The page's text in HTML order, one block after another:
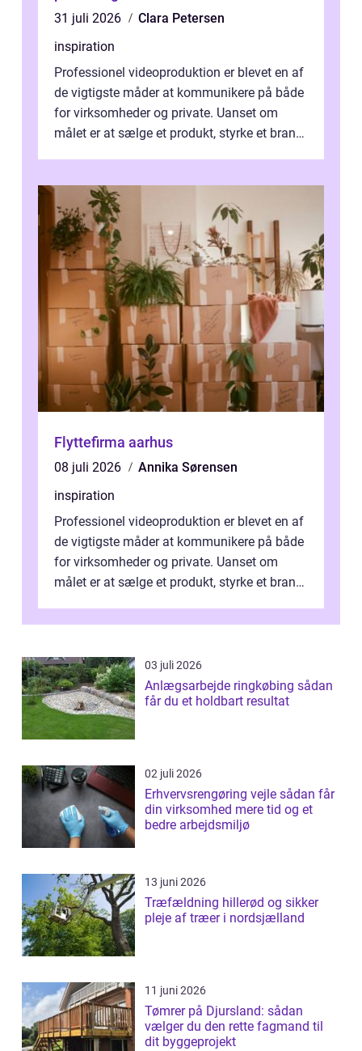
31 juli 2026
Clara Petersen
inspiration
Professionel videoproduktion er blevet en af
de vigtigste måder at kommunikere på både
for virksomheder og private. Uanset om
målet er at sælge et produkt, styrke et brand,
Flyttefirma aarhus
08 juli 2026
Annika Sørensen
inspiration
Professionel videoproduktion er blevet en af
de vigtigste måder at kommunikere på både
for virksomheder og private. Uanset om
målet er at sælge et produkt, styrke et brand,
03 juli 2026
Anlægsarbejde ringkøbing sådan
får du et holdbart resultat
02 juli 2026
Erhvervsrengøring vejle sådan får
din virksomhed mere tid og et
bedre arbejdsmiljø
13 juni 2026
Træfældning hillerød og sikker
pleje af træer i nordsjælland
11 juni 2026
Tømrer på Djursland: sådan
vælger du den rette fagmand til
dit byggeprojekt